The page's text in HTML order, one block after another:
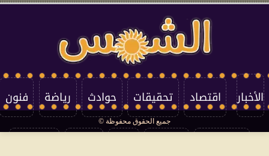
الأخبار اقتصاد تحقيقات حوادث رياضة فنون
جميع الحقوق محفوظة ©